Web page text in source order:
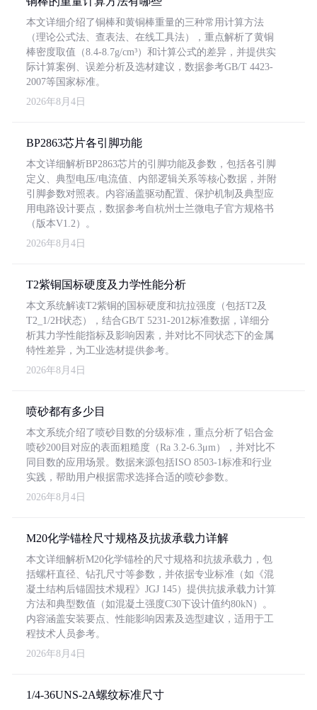
本文详细介绍了铜棒和黄铜棒重量的三种常用计算方法
（理论公式法、查表法、在线工具法），重点解析了黄铜
棒密度取值（8.4-8.7g/cm³）和计算公式的差异，并提供实
际计算案例、误差分析及选材建议，数据参考GB/T 4423-
2007等国家标准。
2026年8月4日
BP2863芯片各引脚功能
本文详细解析BP2863芯片的引脚功能及参数，包括各引脚
定义、典型电压/电流值、内部逻辑关系等核心数据，并附
引脚参数对照表。内容涵盖驱动配置、保护机制及典型应
用电路设计要点，数据参考自杭州士兰微电子官方规格书
（版本V1.2）。
2026年8月4日
T2紫铜国标硬度及力学性能分析
本文系统解读T2紫铜的国标硬度和抗拉强度（包括T2及
T2_1/2H状态），结合GB/T 5231-2012标准数据，详细分
析其力学性能指标及影响因素，并对比不同状态下的金属
特性差异，为工业选材提供参考。
2026年8月4日
喷砂都有多少目
本文系统介绍了喷砂目数的分级标准，重点分析了铝合金
喷砂200目对应的表面粗糙度（Ra 3.2-6.3μm），并对比不
同目数的应用场景。数据来源包括ISO 8503-1标准和行业
实践，帮助用户根据需求选择合适的喷砂参数。
2026年8月4日
M20化学锚栓尺寸规格及抗拔承载力详解
本文详细解析M20化学锚栓的尺寸规格和抗拔承载力，包
括螺杆直径、钻孔尺寸等参数，并依据专业标准（如《混
凝土结构后锚固技术规程》JGJ 145）提供抗拔承载力计算
方法和典型数值（如混凝土强度C30下设计值约80kN）。
内容涵盖安装要点、性能影响因素及选型建议，适用于工
程技术人员参考。
2026年8月4日
1/4-36UNS-2A螺纹标准尺寸